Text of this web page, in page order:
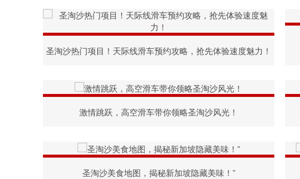
圣淘沙热门项目！天际线滑车预约攻略，抢先体验速度魅力！
激情跳跃，高空滑车带你领略圣淘沙风光！
圣淘沙美食地图，揭秘新加坡隐藏美味！”